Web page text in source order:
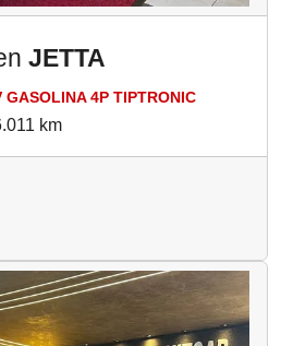
JETTA
4P TIPTRONIC
km